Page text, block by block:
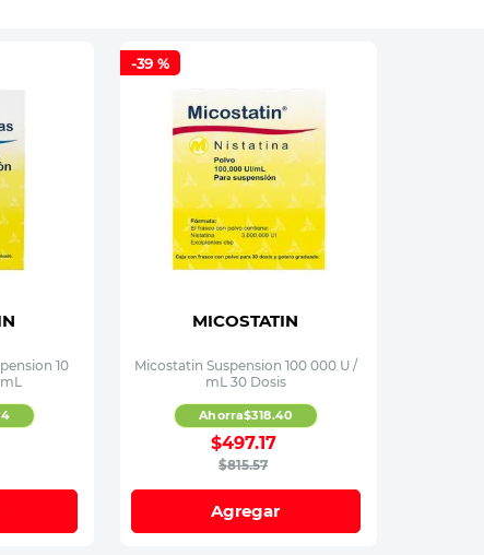
10
-39 %
MICOSTATIN
Micostatin Suspension 100 000 U /
mL 30 Dosis
$815.57
$497.17
Ahorra$318.40
Agregar